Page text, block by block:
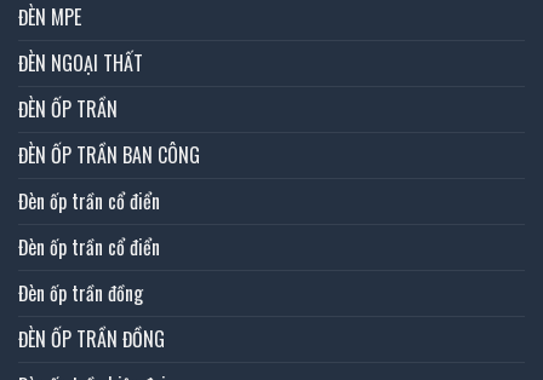
ĐÈN MPE
ĐÈN NGOẠI THẤT
ĐÈN ỐP TRẦN
ĐÈN ỐP TRẦN BAN CÔNG
Đèn ốp trần cổ điển
Đèn ốp trần cổ điển
Đèn ốp trần đồng
ĐÈN ỐP TRẦN ĐỒNG